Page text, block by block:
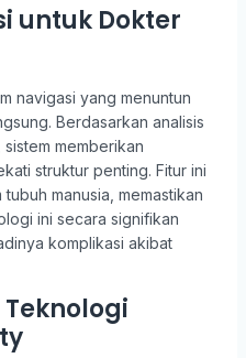
untuk Dokter
navigasi yang menuntun
Berdasarkan analisis
memberikan
struktur penting. Fitur ini
manusia, memastikan
ini secara signifikan
komplikasi akibat